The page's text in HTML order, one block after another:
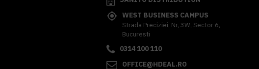
WEST BUSINESS CAMPUS
Strada Preciziei, Nr, 3W, Sector 6,
Bucuresti
0314 100 110
OFFICE@HDEAL.RO